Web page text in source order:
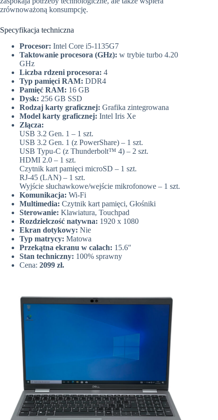
zrównoważoną konsumpcję.
Specyfikacja techniczna
Procesor: Intel Core i5-1135G7
Taktowanie procesora (GHz): w trybie turbo 4.20
GHz
Liczba rdzeni procesora: 4
Typ pamięci RAM: DDR4
Pamięć RAM: 16 GB
Dysk: 256 GB SSD
Rodzaj karty graficznej: Grafika zintegrowana
Model karty graficznej: Intel Iris Xe
Złącza:
USB 3.2 Gen. 1 – 1 szt.
USB 3.2 Gen. 1 (z PowerShare) – 1 szt.
USB Typu-C (z Thunderbolt™ 4) – 2 szt.
HDMI 2.0 – 1 szt.
Czytnik kart pamięci microSD – 1 szt.
RJ-45 (LAN) – 1 szt.
Wyjście słuchawkowe/wejście mikrofonowe – 1 szt.
Komunikacja: Wi-Fi
Multimedia: Czytnik kart pamięci, Głośniki
Sterowanie: Klawiatura, Touchpad
Rozdzielczość natywna: 1920 x 1080
Ekran dotykowy: Nie
Typ matrycy: Matowa
Przekątna ekranu w calach: 15.6″
Stan techniczny: 100% sprawny
Cena: 2099 zł.